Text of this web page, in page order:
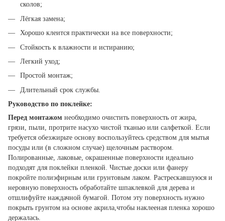
сколов;
Лёгкая замена;
Хорошо клеится практически на все поверхности;
Стойкость к влажности и истиранию;
Легкий уход;
Простой монтаж;
Длительный срок службы.
Руководство по поклейке:
Перед монтажом необходимо очистить поверхность от жира,
грязи, пыли, протрите насухо чистой тканью или салфеткой. Если
требуется обезжирьте основу воспользуйтесь средством для мытья
посуды или (в сложном случае) щелочным раствором.
Полированные, лаковые, окрашенные поверхности идеально
подходят для поклейки пленкой. Чистые доски или фанеру
покройте полиэфирным или грунтовым лаком. Растрескавшуюся и
неровную поверхность обработайте шпаклевкой для дерева и
отшлифуйте наждачной бумагой. Потом эту поверхность нужно
покрыть грунтом на основе акрила,чтобы наклееная пленка хорошо
держалась.